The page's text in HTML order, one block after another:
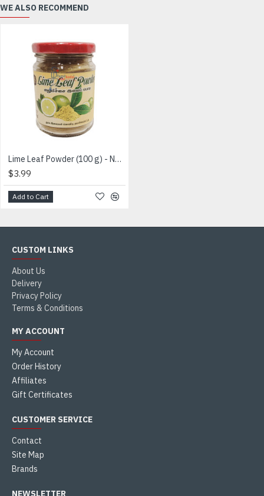
WE ALSO RECOMMEND
Lime Leaf Powder (100 g) - No Kalappadam - எலுமிச்சை இலை பொடி
$3.99
Add to Cart
CUSTOM LINKS
About Us
Delivery
Privacy Policy
Terms & Conditions
MY ACCOUNT
My Account
Order History
Affiliates
Gift Certificates
CUSTOMER SERVICE
Contact
Site Map
Brands
NEWSLETTER